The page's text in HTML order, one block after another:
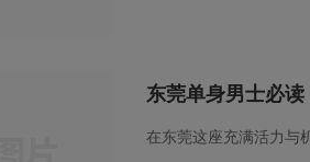
东莞单身男士必